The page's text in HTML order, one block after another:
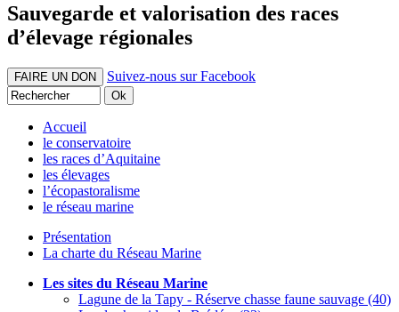
Sauvegarde et valorisation des races
d’élevage régionales
FAIRE UN DON Suivez-nous sur Facebook
Accueil
le conservatoire
les races d’Aquitaine
les élevages
l’écopastoralisme
le réseau marine
Présentation
La charte du Réseau Marine
Les sites du Réseau Marine
Lagune de la Tapy - Réserve chasse faune sauvage (40)